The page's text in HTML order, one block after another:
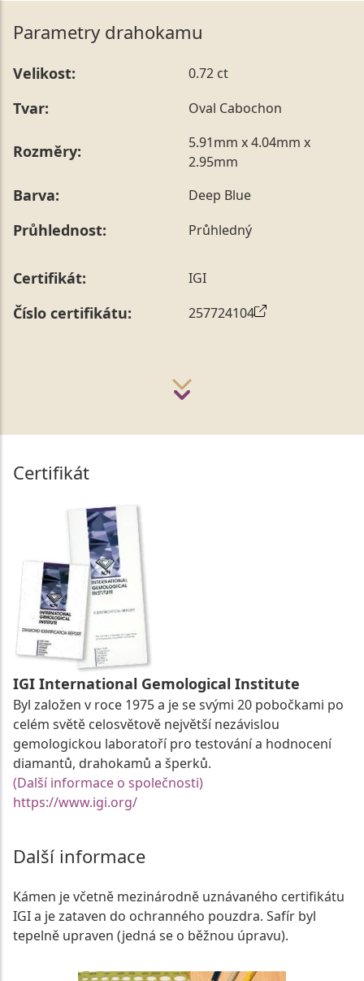
Parametry drahokamu
Velikost: 0.72 ct
Tvar: Oval Cabochon
Rozměry:
5.91mm x 4.04mm x
2.95mm
Barva: Deep Blue
Průhlednost: Průhledný
Certifikát: IGI
Číslo certifikátu: 257724104
Certifikát
IGI International Gemological Institute
Byl založen v roce 1975 a je se svými 20 pobočkami po
celém světě celosvětově největší nezávislou
gemologickou laboratoří pro testování a hodnocení
diamantů, drahokamů a šperků.
(Další informace o společnosti)
https://www.igi.org/
Další informace
Kámen je včetně mezinárodně uznávaného certifikátu
IGI a je zataven do ochranného pouzdra. Safír byl
tepelně upraven (jedná se o běžnou úpravu).